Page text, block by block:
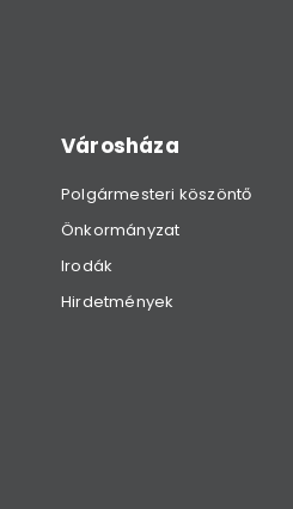
Városháza
Polgármesteri köszöntő
Önkormányzat
Irodák
Hirdetmények